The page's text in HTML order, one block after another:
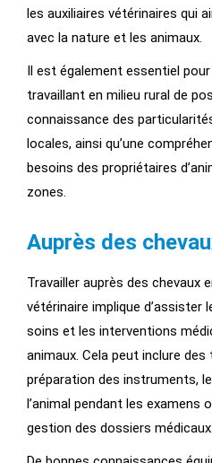
les auxiliaires vétérinaires qui
avec la nature et les animaux.
Il est également essentiel
travaillant en milieu rural de
connaissance des
locales, ainsi qu’une
besoins des propriétaires
zones.
Auprès des
Travailler auprès des chevaux
vétérinaire implique d’assister
soins et les interventions
animaux. Cela peut inclure
préparation des instruments,
l’animal pendant les
gestion des dossiers médicaux.